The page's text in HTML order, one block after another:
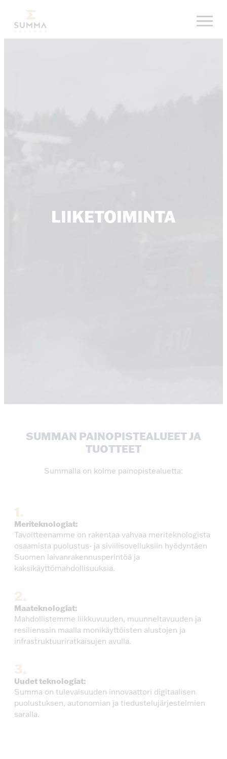
suoraan
sisältöön
Summa Defence, etusivu
LIIKETOIMINTA
SUMMAN PAINOPISTEALUEET JA
TUOTTEET
Summalla on kolme painopistealuetta:
Meriteknologiat:
Tavoitteenamme on rakentaa vahvaa meriteknologista
osaamista puolustus- ja siviilisovelluksiin hyödyntäen
Suomen laivanrakennusperintöä ja
kaksikäyttömahdollisuuksia.
Maateknologiat:
Mahdollistemme liikkuvuuden, muunneltavuuden ja
resilienssin maalla monikäyttöisten alustojen ja
infrastruktuuriratkaisujen avulla.
Uudet teknologiat:
Summa on tulevaisuuden innovaattori digitaalisen
puolustuksen, autonomian ja tiedustelujärjestelmien
saralla.